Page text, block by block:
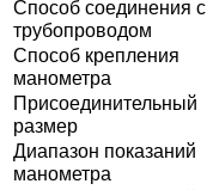
Способ соединения с
трубопроводом
Способ крепления
манометра
Присоединительный
размер
Диапазон показаний
манометра